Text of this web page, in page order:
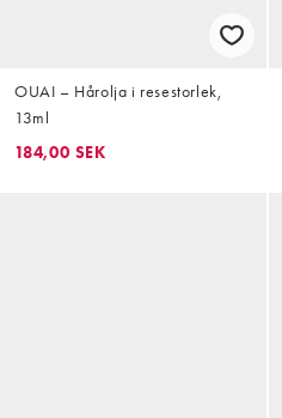
OUAI – Hårolja i resestorlek,
13ml
184,00 SEK